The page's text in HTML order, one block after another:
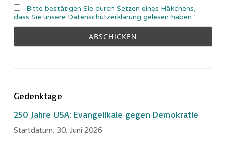
Bitte bestätigen Sie durch Setzen eines Häkchens,
dass Sie unsere Datenschutzerklärung gelesen haben.
Gedenktage
250 Jahre USA: Evangelikale gegen Demokratie
Startdatum: 30. Juni 2026